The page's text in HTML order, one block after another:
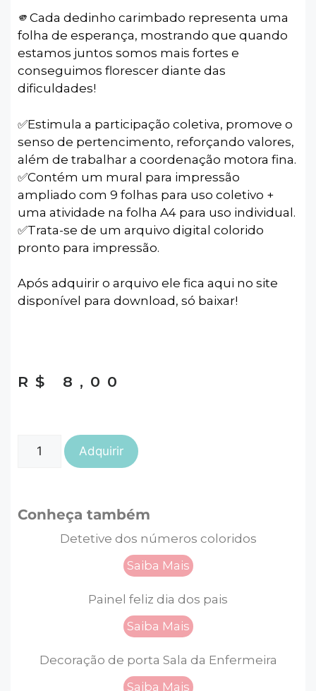
🫵Cada dedinho carimbado representa uma
folha de esperança, mostrando que quando
estamos juntos somos mais fortes e
conseguimos florescer diante das
dificuldades!
✅️Estimula a participação coletiva, promove o
senso de pertencimento, reforçando valores,
além de trabalhar a coordenação motora fina.
✅️Contém um mural para impressão
ampliado com 9 folhas para uso coletivo +
uma atividade na folha A4 para uso individual.
✅️Trata-se de um arquivo digital colorido
pronto para impressão.
Após adquirir o arquivo ele fica aqui no site
disponível para download, só baixar!
R$ 8,00
Adquirir
Conheça também
Detetive dos números coloridos
Saiba Mais
Painel feliz dia dos pais
Saiba Mais
Decoração de porta Sala da Enfermeira
Saiba Mais